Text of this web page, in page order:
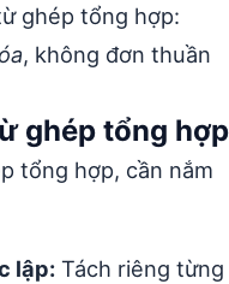
ghép tổng hợp:
, không đơn thuần
ghép tổng hợp
tổng hợp, cần nắm
lập: Tách riêng từng